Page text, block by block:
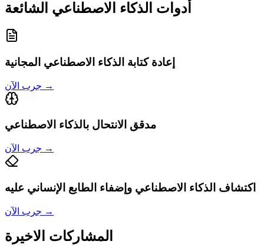
أدوات الذكاء الاصطناعي الشائعة
إعادة كتابة الذكاء الاصطناعي المجانية
جرب الآن →
مدقق الانتحال بالذكاء الاصطناعي
جرب الآن →
اكتشاف الذكاء الاصطناعي وإضفاء الطابع الإنساني عليه
جرب الآن →
المشاركات الاخيرة